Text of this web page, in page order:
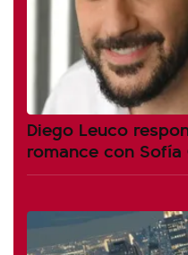
Diego Leuco
romance con